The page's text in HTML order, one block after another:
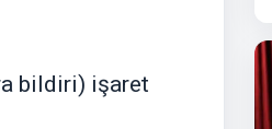
bildiri) işaret